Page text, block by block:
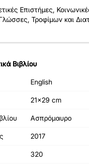
Επιστήμες,
, Τροφίμων και
Βιβλίου
English
21x29 cm
Ασπρόμαυρο
2017
320